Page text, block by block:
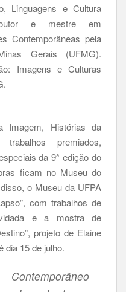
Linguagens e Cultura
e mestre em
Contemporâneas pela
Gerais (UFMG).
Imagens e Culturas
Imagem, Histórias da
premiados,
da 9ª edição do
ficam no Museu do
o Museu da UFPA
com trabalhos de
e a mostra de
projeto de Elaine
dia 15 de julho.